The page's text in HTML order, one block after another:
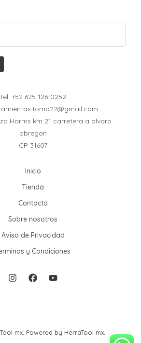
Tel. +52 625 126-0252
Harms km 21 carretera a alvaro
obregon
CP 31607
Inicio
Tienda
Contacto
Sobre nosotros
Aviso de Privacidad
y Condiciones
mx. Powered by HerraTool mx.